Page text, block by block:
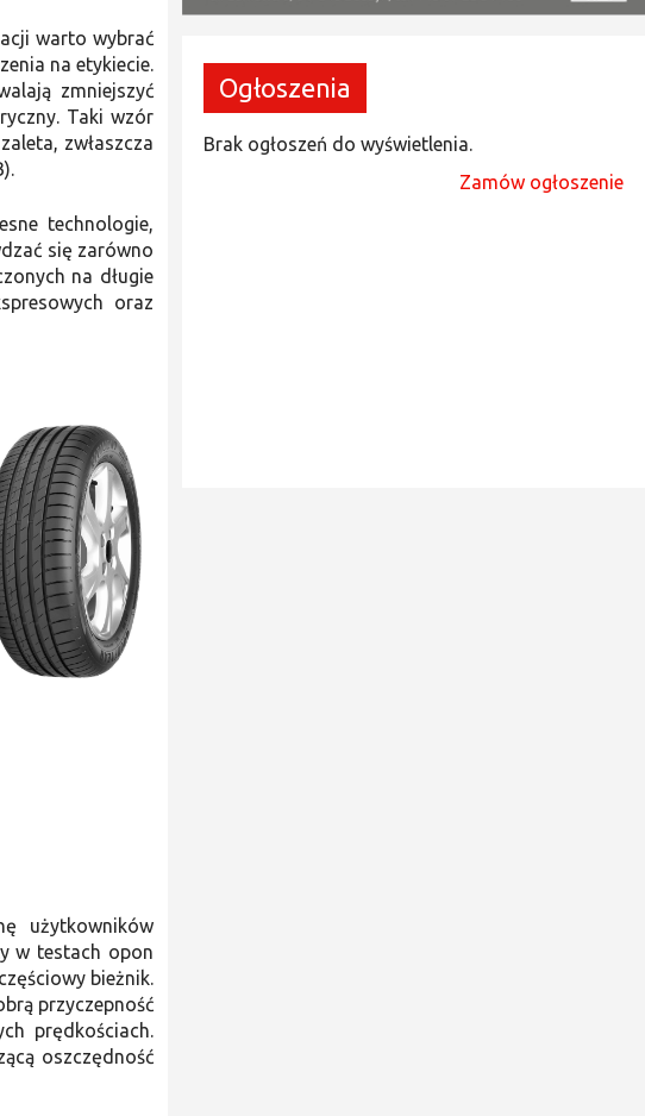
warto wybrać
na etykiecie.
zmniejszyć
Taki wzór
zwłaszcza
technologie,
się zarówno
na długie
oraz
użytkowników
w testach opon
bieżnik.
przyczepność
prędkościach.
oszczędność
Ogłoszenia
Brak ogłoszeń do wyświetlenia.
Zamów ogłoszenie